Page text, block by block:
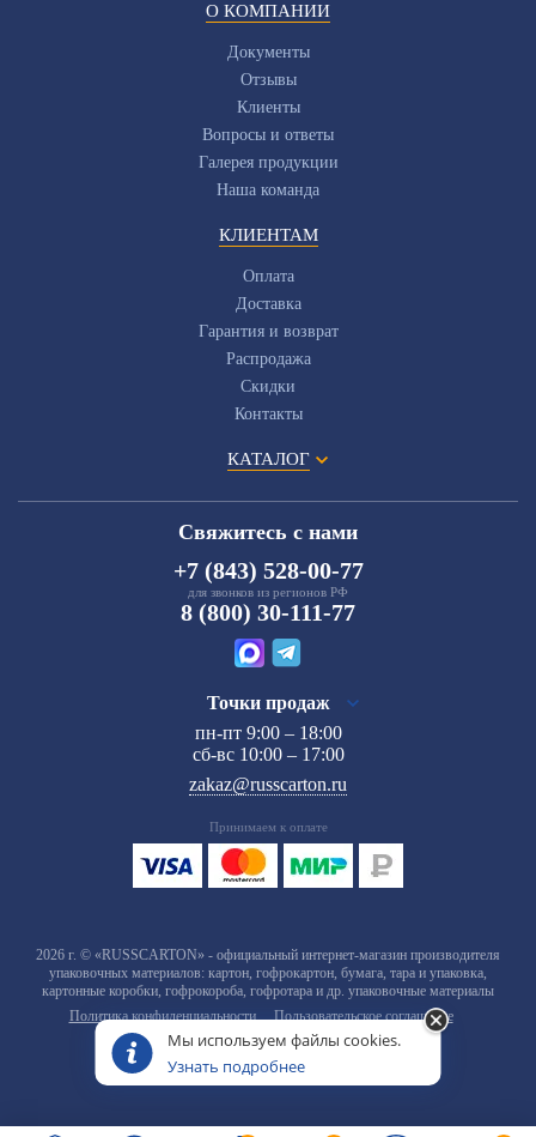
О КОМПАНИИ
Документы
Отзывы
Клиенты
Вопросы и ответы
Галерея продукции
Наша команда
КЛИЕНТАМ
Оплата
Доставка
Гарантия и возврат
Распродажа
Скидки
Контакты
КАТАЛОГ
Свяжитесь с нами
+7 (843) 528-00-77
для звонков из регионов РФ
8 (800) 30-111-77
Точки продаж
пн-пт 9:00 – 18:00
сб-вс 10:00 – 17:00
zakaz@russcarton.ru
Принимаем к оплате
2026 г. © «RUSSCARTON» - официальный интернет-магазин производителя
упаковочных материалов: картон, гофрокартон, бумага, тара и упаковка,
картонные коробки, гофрокороба, гофротара и др. упаковочные материалы
Политика конфиденциальности
Пользовательское соглашение
Мы используем файлы cookies.
Узнать подробнее